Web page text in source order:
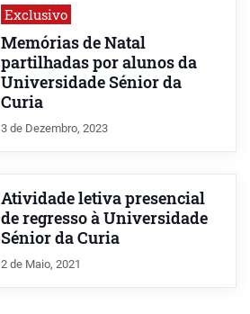
Exclusivo
Memórias de Natal
partilhadas por alunos da
Universidade Sénior da
Curia
3 de Dezembro, 2023
Atividade letiva presencial
de regresso à Universidade
Sénior da Curia
2 de Maio, 2021